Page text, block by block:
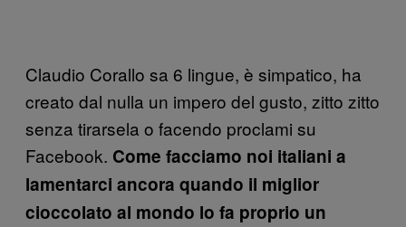
Claudio Corallo sa 6 lingue, è simpatico, ha
creato dal nulla un impero del gusto, zitto zitto
senza tirarsela o facendo proclami su
Facebook. Come facciamo noi italiani a
lamentarci ancora quando il miglior
cioccolato al mondo lo fa proprio un